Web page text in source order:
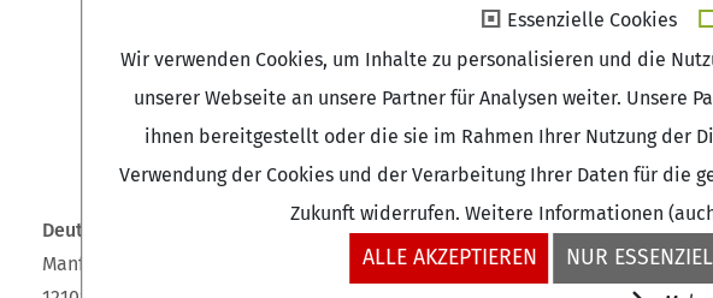
Deutsches Zentrum für Altersfragen (DZA)
Manfred-von-Richthofen-Straße 2
Essenzielle Cookies
Wir verwenden Cookies, um Inhalte zu personalisieren und die
unserer Webseite an unsere Partner für Analysen weiter.
ihnen bereitgestellt oder die sie im Rahmen Ihrer Nutzung der
Verwendung der Cookies und der Verarbeitung Ihrer Daten für die
Zukunft widerrufen. Weitere Informationen
ALLE AKZEPTIEREN NUR